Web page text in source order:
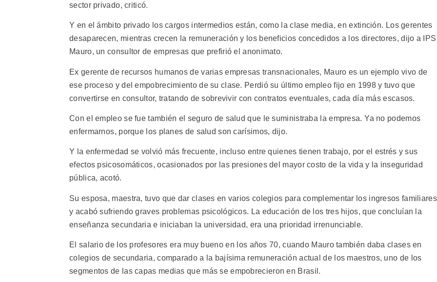
sector privado, criticó.
Y en el ámbito privado los cargos intermedios están, como la clase media, en extinción. Los gerentes
desaparecen, mientras crecen la remuneración y los beneficios concedidos a los directores, dijo a IPS
Mauro, un consultor de empresas que prefirió el anonimato.
Ex gerente de recursos humanos de varias empresas transnacionales, Mauro es un ejemplo vivo de
ese proceso y del empobrecimiento de su clase. Perdió su último empleo fijo en 1998 y tuvo que
convertirse en consultor, tratando de sobrevivir con contratos eventuales, cada día más escasos.
Con el empleo se fue también el seguro de salud que le suministraba la empresa. Ya no podemos
enfermarnos, porque los planes de salud son carísimos, dijo.
Y la enfermedad se volvió más frecuente, incluso entre quienes tienen trabajo, por el estrés y sus
efectos psicosomáticos, ocasionados por las presiones del mayor costo de la vida y la inseguridad
pública, acotó.
Su esposa, maestra, tuvo que dar clases en varios colegios para complementar los ingresos
y acabó sufriendo graves problemas psicológicos. La educación de los tres hijos, que concluían la
enseñanza secundaria e iniciaban la universidad, era una prioridad irrenunciable.
El salario de los profesores era muy bueno en los años 70, cuando Mauro también daba clases en
colegios de secundaria, comparado a la bajísima remuneración actual de los maestros, uno de los
segmentos de las capas medias que más se empobrecieron en Brasil.